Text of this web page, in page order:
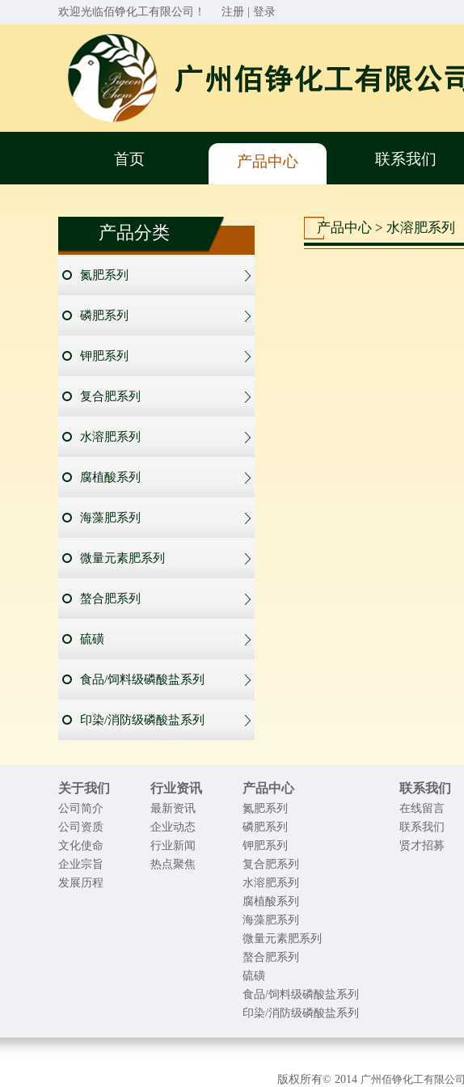
欢迎光临佰铮化工有限公司！ 注册 登录
首页 产品中心 联系我们
产品分类
氮肥系列
磷肥系列
钾肥系列
复合肥系列
水溶肥系列
腐植酸系列
海藻肥系列
微量元素肥系列
螯合肥系列
硫磺
食品/饲料级磷酸盐系列
印染/消防级磷酸盐系列
产品中心 > 水溶肥系列
关于我们
公司简介
公司资质
文化使命
企业宗旨
发展历程
行业资讯
最新资讯
企业动态
行业新闻
热点聚焦
产品中心
氮肥系列
磷肥系列
钾肥系列
复合肥系列
水溶肥系列
腐植酸系列
海藻肥系列
微量元素肥系列
螯合肥系列
硫磺
食品/饲料级磷酸盐系列
印染/消防级磷酸盐系列
联系我们
在线留言
联系我们
贤才招募
版权所有© 2014 广州佰铮化工有限公司